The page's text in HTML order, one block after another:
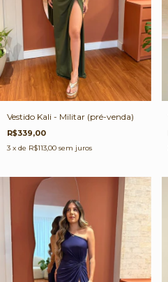
Vestido Kali - Militar (pré-venda)
R$339,00
3 x de R$113,00 sem juros